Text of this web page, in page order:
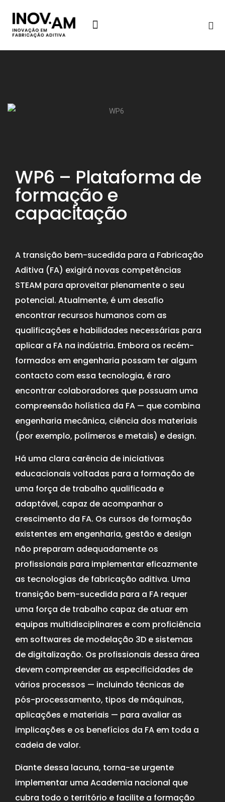
WP6 – Plataforma de
formação e
capacitação
A transição bem-sucedida para a Fabricação
Aditiva (FA) exigirá novas competências
STEAM para aproveitar plenamente o seu
potencial. Atualmente, é um desafio
encontrar recursos humanos com as
qualificações e habilidades necessárias para
aplicar a FA na indústria. Embora os recém-
formados em engenharia possam ter algum
contacto com essa tecnologia, é raro
encontrar colaboradores que possuam uma
compreensão holística da FA — que combina
engenharia mecânica, ciência dos materiais
(por exemplo, polímeros e metais) e design.
Há uma clara carência de iniciativas
educacionais voltadas para a formação de
uma força de trabalho qualificada e
adaptável, capaz de acompanhar o
crescimento da FA. Os cursos de formação
existentes em engenharia, gestão e design
não preparam adequadamente os
profissionais para implementar eficazmente
as tecnologias de fabricação aditiva. Uma
transição bem-sucedida para a FA requer
uma força de trabalho capaz de atuar em
equipas multidisciplinares e com proficiência
em softwares de modelação 3D e sistemas
de digitalização. Os profissionais dessa área
devem compreender as especificidades de
vários processos — incluindo técnicas de
pós-processamento, tipos de máquinas,
aplicações e materiais — para avaliar as
implicações e os benefícios da FA em toda a
cadeia de valor.
Diante dessa lacuna, torna-se urgente
implementar uma Academia nacional que
cubra todo o território e facilite a formação